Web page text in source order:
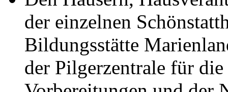
der einzelnen
Bildungsstätte
der Pilgerzentrale für